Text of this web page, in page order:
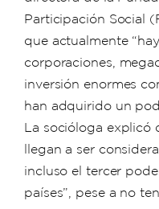
Participación Social
que actualmente
corporaciones,
inversión enormes
han adquirido un
La socióloga explicó
llegan a ser
incluso el tercer
países”, pese a no